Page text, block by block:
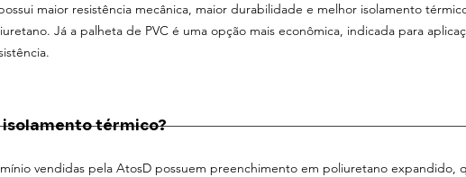
maior resistência mecânica, maior durabilidade e melhor isolamento
Já a palheta de PVC é uma opção mais econômica, indicada para
isolamento térmico?
vendidas pela AtosD possuem preenchimento em poliuretano expandido,